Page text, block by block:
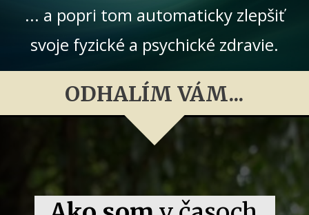
... a popri tom automaticky zlepšiť
svoje fyzické a psychické zdravie.
ODHALÍM VÁM...